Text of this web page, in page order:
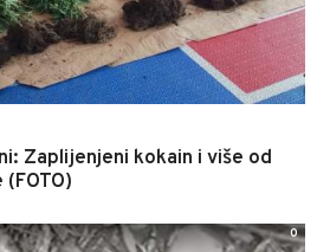
Zaplijenjeni kokain i više od
0